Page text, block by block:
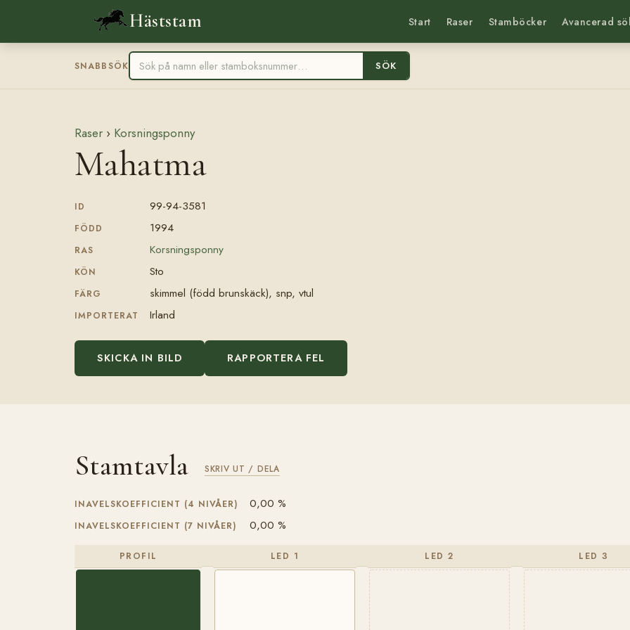
Häststam Start Raser Stamböcker Avancerad
SNABBSÖK SÖK
Raser › Korsningsponny
Mahatma
ID 99-94-3581
FÖDD 1994
RAS Korsningsponny
KÖN Sto
FÄRG skimmel (född brunskäck), snp, vtul
IMPORTERAT Irland
SKICKA IN BILD RAPPORTERA FEL
Stamtavla SKRIV UT / DELA
INAVELSKOEFFICIENT (4 NIVÅER) 0,00 %
INAVELSKOEFFICIENT (7 NIVÅER) 0,00 %
PROFIL LED 1 LED 2 LED 3